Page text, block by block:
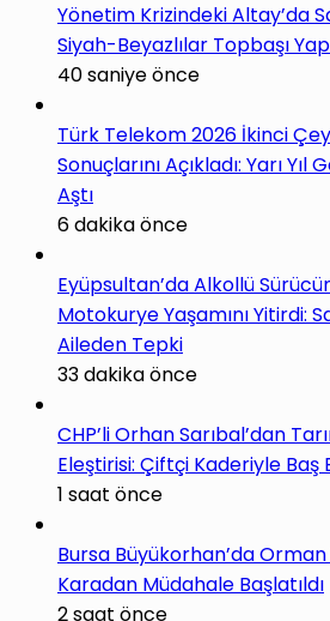
Yönetim Krizindeki Altay’da
Siyah-Beyazlılar Topbaşı
40 saniye önce
Türk Telekom 2026 İkinci
Sonuçlarını Açıkladı: Yarı Yıl
Aştı
6 dakika önce
Eyüpsultan’da Alkollü
Motokurye Yaşamını Yitirdi:
Aileden Tepki
33 dakika önce
CHP’li Orhan Sarıbal’dan
Eleştirisi: Çiftçi Kaderiyle Baş
1 saat önce
Bursa Büyükorhan’da Orman
Karadan Müdahale Başlatıldı
2 saat önce